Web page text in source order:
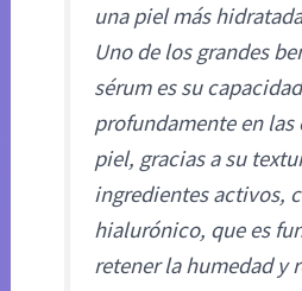
una piel más
Uno de los grandes
sérum es su
profundamente en las
piel, gracias a su
ingredientes activos,
hialurónico, que es
retener la humedad y